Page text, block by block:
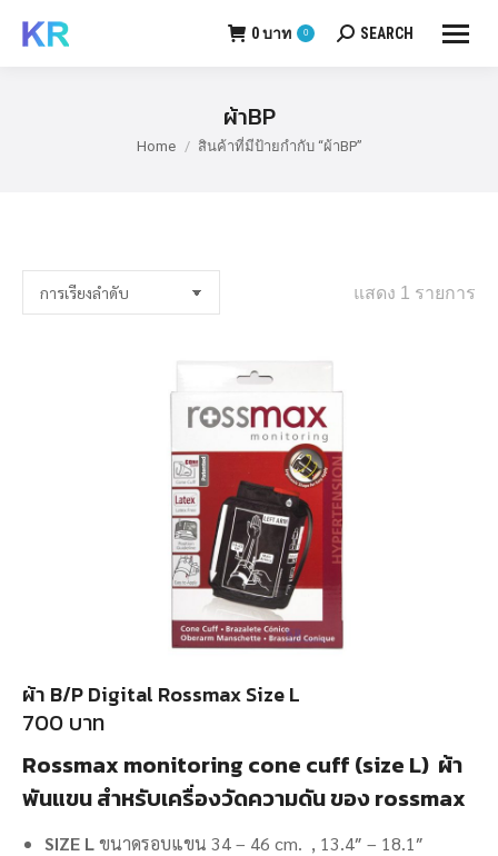
0บาท 0 Search:
SEARCH
ผ้าBP
You are here:
Home สินค้าที่มีป้ายกำกับ “ผ้าBP”
แสดง 1 รายการ
ผ้า B/P Digital Rossmax Size L
700 บาท
Rossmax monitoring cone cuff (size L) ผ้า
พันแขน สำหรับเครื่องวัดความดัน ของ rossmax
SIZE Lขนาดรอบแขน 34 – 46 cm. , 13.4″ – 18.1″